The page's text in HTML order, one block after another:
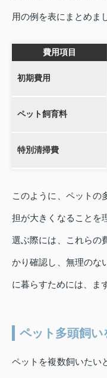
用の例を表にまとめま
費用項目
初期費用
ペット飼育料
特別清掃費
このように、ペットの
担が大きくなることを
選ぶ際には、これらの
かり確認し、無理のな
に暮らすためには、ま
ペット多頭飼い
ペットを複数飼いたい